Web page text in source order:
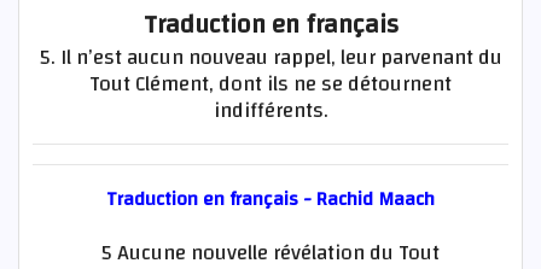
Traduction en français
5. Il n’est aucun nouveau rappel, leur parvenant du
Tout Clément, dont ils ne se détournent
indifférents.
Traduction en français - Rachid Maach
5 Aucune nouvelle révélation du Tout